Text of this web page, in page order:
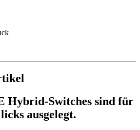
Hybrid-Switches sind für
ausgelegt.